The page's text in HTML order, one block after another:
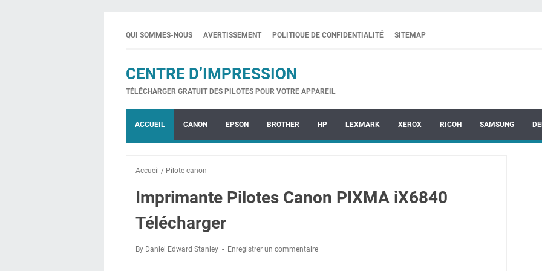
QUI SOMMES-NOUS AVERTISSEMENT POLITIQUE DE CONFIDENTIALITÉ SITEMAP
CENTRE D’IMPRESSION
TÉLÉCHARGER GRATUIT DES PILOTES POUR VOTRE APPAREIL
ACCUEIL CANON EPSON BROTHER HP LEXMARK XEROX RICOH SAMSUNG
Accueil / Pilote canon
Imprimante Pilotes Canon PIXMA iX6840
Télécharger
By Daniel Edward Stanley Enregistrer un commentaire